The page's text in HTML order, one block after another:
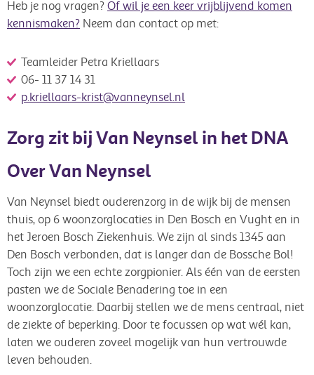
Heb je nog vragen? Of wil je een keer vrijblijvend komen
kennismaken? Neem dan contact op met:
Teamleider Petra Kriellaars
06- 11 37 14 31
p.kriellaars-krist@vanneynsel.nl
Zorg zit bij Van Neynsel in het DNA
Over Van Neynsel
Van Neynsel biedt ouderenzorg in de wijk bij de mensen
thuis, op 6 woonzorglocaties in Den Bosch en Vught en in
het Jeroen Bosch Ziekenhuis. We zijn al sinds 1345 aan
Den Bosch verbonden, dat is langer dan de Bossche Bol!
Toch zijn we een echte zorgpionier. Als één van de eersten
pasten we de Sociale Benadering toe in een
woonzorglocatie. Daarbij stellen we de mens centraal, niet
de ziekte of beperking. Door te focussen op wat wél kan,
laten we ouderen zoveel mogelijk van hun vertrouwde
leven behouden.